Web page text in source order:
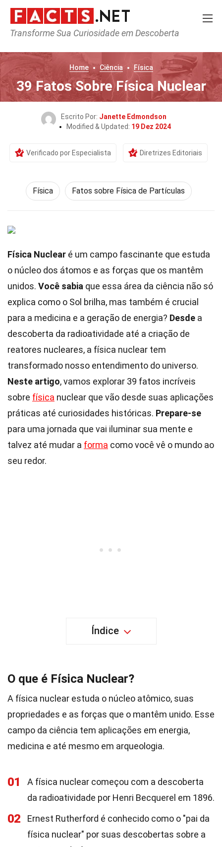
Transforme Sua Curiosidade em Descoberta
Home Ciência Física
39 Fatos Sobre Física Nuclear
Escrito Por: Janette Edmondson
Modified & Updated: 19 Dez 2024
Verificado por Especialista Diretrizes Editoriais
Física Fatos sobre Física de Partículas
Física Nuclear é um campo fascinante que estuda
o núcleo dos átomos e as forças que os mantêm
unidos. Você sabia que essa área da ciência não só
explica como o Sol brilha, mas também é crucial
para a medicina e a geração de energia? Desde a
descoberta da radioatividade até a criação de
reatores nucleares, a física nuclear tem
transformado nosso entendimento do universo.
Neste artigo, vamos explorar 39 fatos incríveis
sobre física nuclear que vão desde suas aplicações
práticas até curiosidades históricas. Prepare-se
para uma jornada que vai iluminar sua mente e
talvez até mudar a forma como você vê o mundo ao
seu redor.
Índice
O que é Física Nuclear?
A física nuclear estuda o núcleo atômico, suas
propriedades e as forças que o mantêm unido. Esse
campo da ciência tem aplicações em energia,
medicina e até mesmo em arqueologia.
01
A física nuclear começou com a descoberta
da radioatividade por Henri Becquerel em 1896.
02
Ernest Rutherford é conhecido como o "pai da
física nuclear" por suas descobertas sobre a